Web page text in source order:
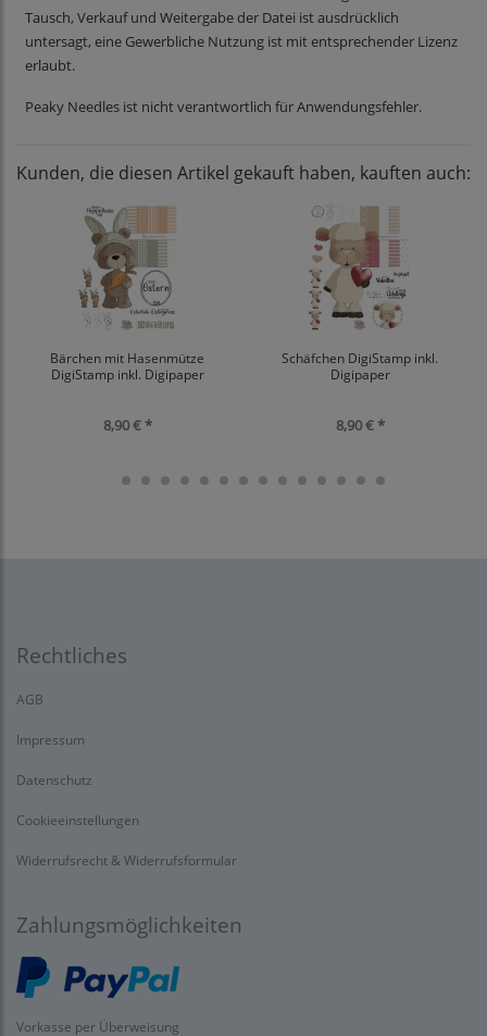
Tausch, Verkauf und Weitergabe der Datei ist ausdrücklich
untersagt, eine Gewerbliche Nutzung ist mit entsprechender Lizenz
erlaubt.
Peaky Needles ist nicht verantwortlich für Anwendungsfehler.
Kunden, die diesen Artikel gekauft haben, kauften auch:
Bärchen mit Hasenmütze
DigiStamp inkl. Digipaper
8,90 € *
Schäfchen DigiStamp inkl.
Digipaper
8,90 € *
Rechtliches
AGB
Impressum
Datenschutz
Cookieeinstellungen
Widerrufsrecht & Widerrufsformular
Zahlungsmöglichkeiten
Vorkasse per Überweisung